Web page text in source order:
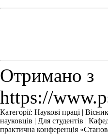
Отримано з
https://
Категорії: Наукові праці |
науковців | Для студентів |
практична конференція